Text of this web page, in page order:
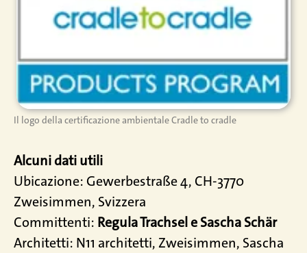
Il logo della certificazione ambientale Cradle to cradle
Alcuni dati utili
Ubicazione: Gewerbestraße 4, CH-3770
Zweisimmen, Svizzera
Committenti: Regula Trachsel e Sascha Schär
Architetti: N11 architetti, Zweisimmen, Sascha